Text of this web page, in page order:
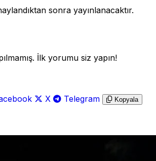
sonra yayınlanacaktır.
İlk yorumu siz yapın!
X Telegram Kopyala